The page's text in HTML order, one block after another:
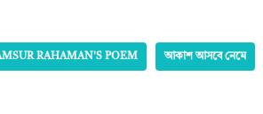
RAHAMAN'S POEM আকাশ আসবে নেমে